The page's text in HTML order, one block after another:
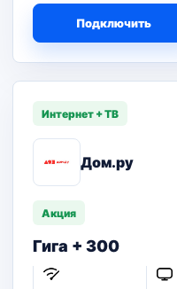
Подключить
Интернет + ТВ
Дом.ру
Акция
Гига + 300